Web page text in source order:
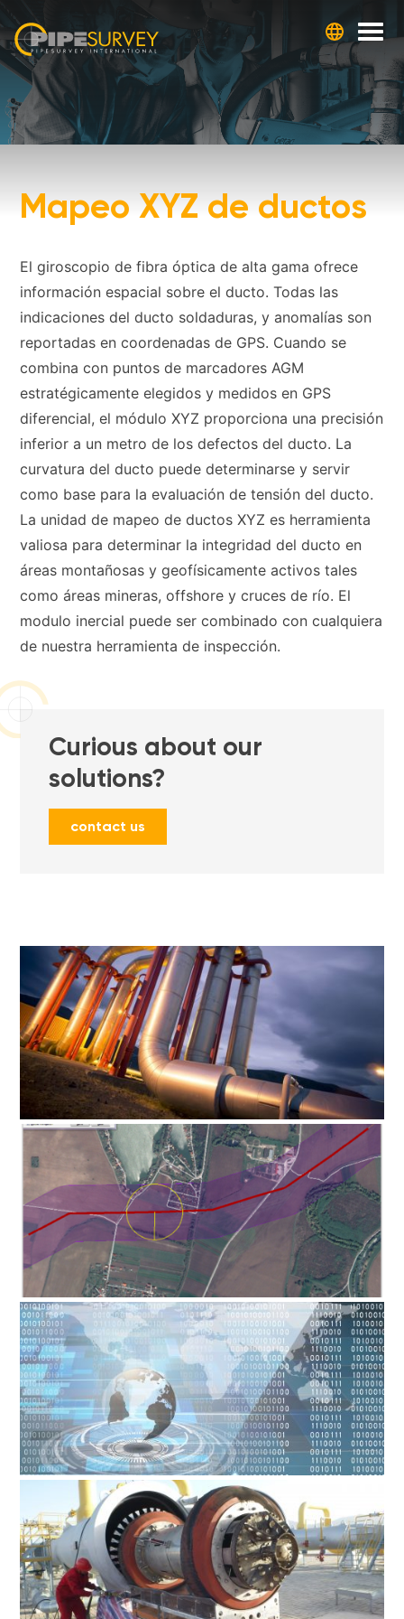
to
content
Mapeo XYZ de ductos
El giroscopio de fibra óptica de alta gama ofrece
información espacial sobre el ducto. Todas las
indicaciones del ducto soldaduras, y anomalías son
reportadas en coordenadas de GPS. Cuando se
combina con puntos de marcadores AGM
estratégicamente elegidos y medidos en GPS
diferencial, el módulo XYZ proporciona una precisión
inferior a un metro de los defectos del ducto. La
curvatura del ducto puede determinarse y servir
como base para la evaluación de tensión del ducto.
La unidad de mapeo de ductos XYZ es herramienta
valiosa para determinar la integridad del ducto en
áreas montañosas y geofísicamente activos tales
como áreas mineras, offshore y cruces de río. El
modulo inercial puede ser combinado con cualquiera
de nuestra herramienta de inspección.
Curious about our
solutions?
contact us